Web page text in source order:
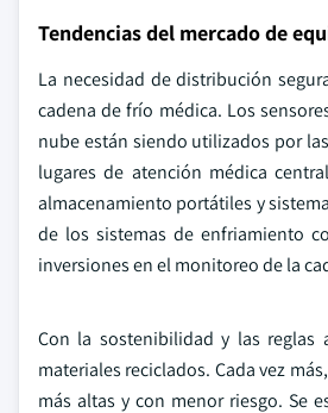
Tendencias del mercado de
La necesidad de distribución
cadena de frío médica. Los
nube están siendo utilizados por
lugares de atención médica
almacenamiento portátiles y
de los sistemas de enfriamiento
inversiones en el monitoreo de la
Con la sostenibilidad y las reglas
materiales reciclados. Cada vez
más altas y con menor riesgo. Se